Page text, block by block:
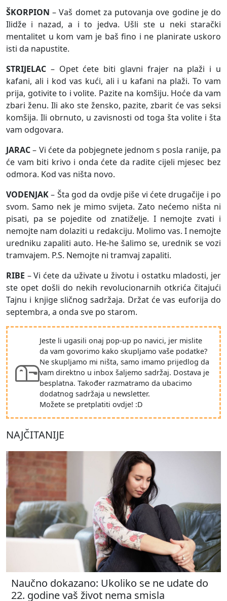
ŠKORPION – Vaš domet za putovanja ove godine je do
Ilidže i nazad, a i to jedva. Ušli ste u neki starački
mentalitet u kom vam je baš fino i ne planirate uskoro
isti da napustite.
STRIJELAC – Opet ćete biti glavni frajer na plaži i u
kafani, ali i kod vas kući, ali i u kafani na plaži. To vam
prija, gotivite to i volite. Pazite na komšiju. Hoće da vam
zbari ženu. Ili ako ste žensko, pazite, zbarit će vas seksi
komšija. Ili obrnuto, u zavisnosti od toga šta volite i šta
vam odgovara.
JARAC– Vi ćete da pobjegnete jednom s posla ranije, pa
će vam biti krivo i onda ćete da radite cijeli mjesec bez
odmora. Kod vas ništa novo.
VODENJAK– Šta god da ovdje piše vi ćete drugačije i po
svom. Samo nek je mimo svijeta. Zato nećemo ništa ni
pisati, pa se pojedite od znatiželje. I nemojte zvati i
nemojte nam dolaziti u redakciju. Molimo vas. I nemojte
uredniku zapaliti auto. He-he šalimo se, urednik se vozi
tramvajem. P.S. Nemojte ni tramvaj zapaliti.
RIBE – Vi ćete da uživate u životu i ostatku mladosti, jer
ste opet došli do nekih revolucionarnih otkrića čitajući
Tajnu i knjige sličnog sadržaja. Držat će vas euforija do
septembra, a onda sve po starom.
Jeste li ugasili onaj pop-up po navici, jer mislite
da vam govorimo kako skupljamo vaše podatke?
Ne skupljamo mi ništa, samo imamo prijedlog da
vam direktno u inbox šaljemo sadržaj. Dostava je
besplatna. Također razmatramo da ubacimo
dodatnog sadržaja u newsletter.
Možete se pretplatiti ovdje! :D
NAJČITANIJE
Naučno dokazano: Ukoliko se ne udate do
22. godine vaš život nema smisla